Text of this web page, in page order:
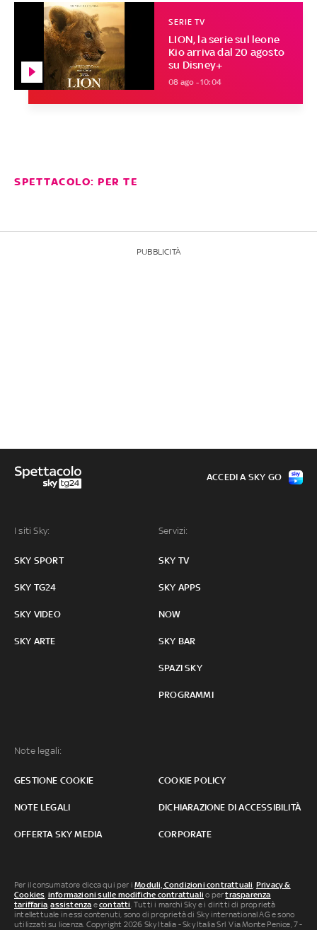
LION, la serie sul leone
Kio arriva dal 20 agosto
su Disney+
SERIE TV
08 ago - 10:04
SPETTACOLO: PER TE
PUBBLICITÀ
I siti Sky:
SKY SPORT
SKY TG24
SKY VIDEO
SKY ARTE
Servizi:
SKY TV
SKY APPS
NOW
SKY BAR
SPAZI SKY
PROGRAMMI
Note legali:
GESTIONE COOKIE COOKIE POLICY
NOTE LEGALI DICHIARAZIONE DI ACCESSIBILITÀ
OFFERTA SKY MEDIA CORPORATE
ACCEDI A SKY GO
Per il consumatore clicca qui per iModuli, Condizioni contrattuali, Privacy &
Cookies, informazioni sulle modifiche contrattuali o pertrasparenza
tariffaria,assistenza econtatti. Tutti i marchi Sky e i diritti di proprietà
intellettuale in essi contenuti, sono di proprietà di Sky international AG e sono
utilizzati su licenza. Copyright 2026 Sky Italia - Sky Italia Srl Via Monte Penice, 7 -